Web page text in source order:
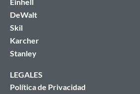
DeWalt
Skil
Karcher
Stanley
LEGALES
Política de Privacidad